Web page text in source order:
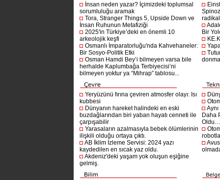
İnsan neden yazar? İçimizdeki toplumsal
sorumluluğu aramak
Tora, Stranger Things 5, Upside Down ve
İnsan Ruhunun Metafiziği
2025'in Türkiye’deki en önemli 10
arkeolojik keşfi
Osmanlı İmparatorluğu'nda Kahvehaneler:
Bir Sosyo-Politik Etki
Osman Hamdi Bey’i bilmeyen varsa bile
herhalde Kaplumbağa Terbiyecisi’ni
bilmeyen yoktur ya “Mihrap” tablosu...
Bir
Yeryüzünü fırına çeviren atmosfer olayı: Isı
kubbesi
Dünyanın hareket halindeki en eski
buzdağlarından biri yaban hayatı cenneti ile
çarpışabilir
Yarasaların azalmasıyla bebek ölümlerinin
ilişkili olduğu ortaya çıktı.
AB İklim İzleme Servisi: 2024 yazı
kaydedilen en sıcak yaz oldu.
Akdeniz'deki yaşam yok oluşun eşiğine
gelmiş.
Daha
Oldu…